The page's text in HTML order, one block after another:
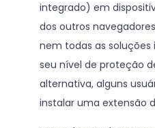
integrado) em
dos outros
nem todas as
seu nível de proteção
alternativa, alguns
instalar uma extensão